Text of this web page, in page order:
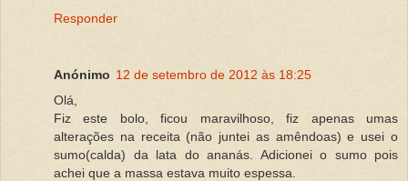
Responder
Anónimo 12 de setembro de 2012 às 18:25
Olá,
Fiz este bolo, ficou maravilhoso, fiz apenas umas
alterações na receita (não juntei as amêndoas) e usei o
sumo(calda) da lata do ananás. Adicionei o sumo pois
achei que a massa estava muito espessa.